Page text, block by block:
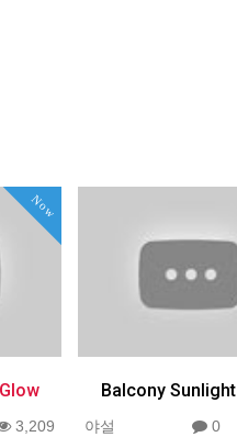
Now
3,209
Balcony
야설 0